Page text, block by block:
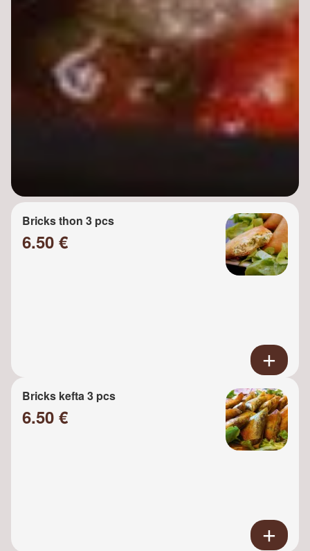
Bricks thon 3 pcs
6.50 €
Bricks kefta 3 pcs
6.50 €